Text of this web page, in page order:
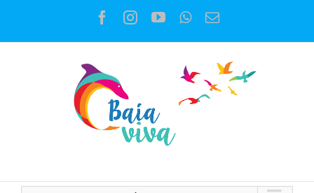
o
Facebook
Instagram
YouTubeWhatsApp
E-
Transformar o Cine Guaraci em